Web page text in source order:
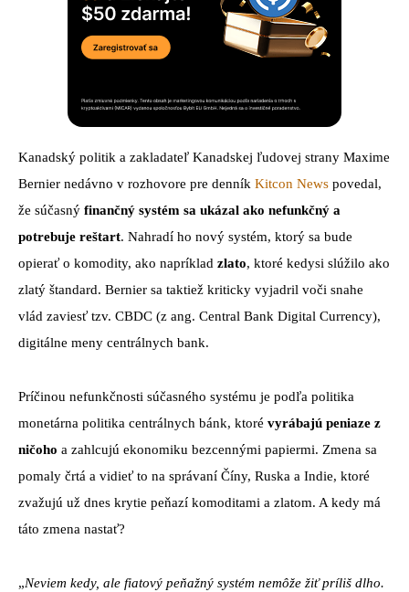
Kanadský politik a zakladateľ Kanadskej ľudovej strany Maxime
Bernier nedávno v rozhovore pre denník Kitcon News povedal,
že súčasný finančný systém sa ukázal ako nefunkčný a
potrebuje reštart. Nahradí ho nový systém, ktorý sa bude
opierať o komodity, ako napríklad zlato, ktoré kedysi slúžilo ako
zlatý štandard. Bernier sa taktiež kriticky vyjadril voči snahe
vlád zaviesť tzv. CBDC (z ang. Central Bank Digital Currency),
digitálne meny centrálnych bank.
Príčinou nefunkčnosti súčasného systému je podľa politika
monetárna politika centrálnych bánk, ktoré vyrábajú peniaze z
ničoho a zahlcujú ekonomiku bezcennými papiermi. Zmena sa
pomaly črtá a vidieť to na správaní Číny, Ruska a Indie, ktoré
zvažujú už dnes krytie peňazí komoditami a zlatom. A kedy má
táto zmena nastať?
„Neviem kedy, ale fiatový peňažný systém nemôže žiť príliš dlho.